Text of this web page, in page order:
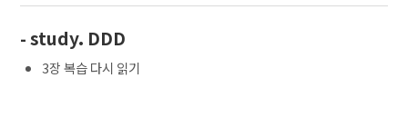
- study. DDD
3장 복습 다시 읽기